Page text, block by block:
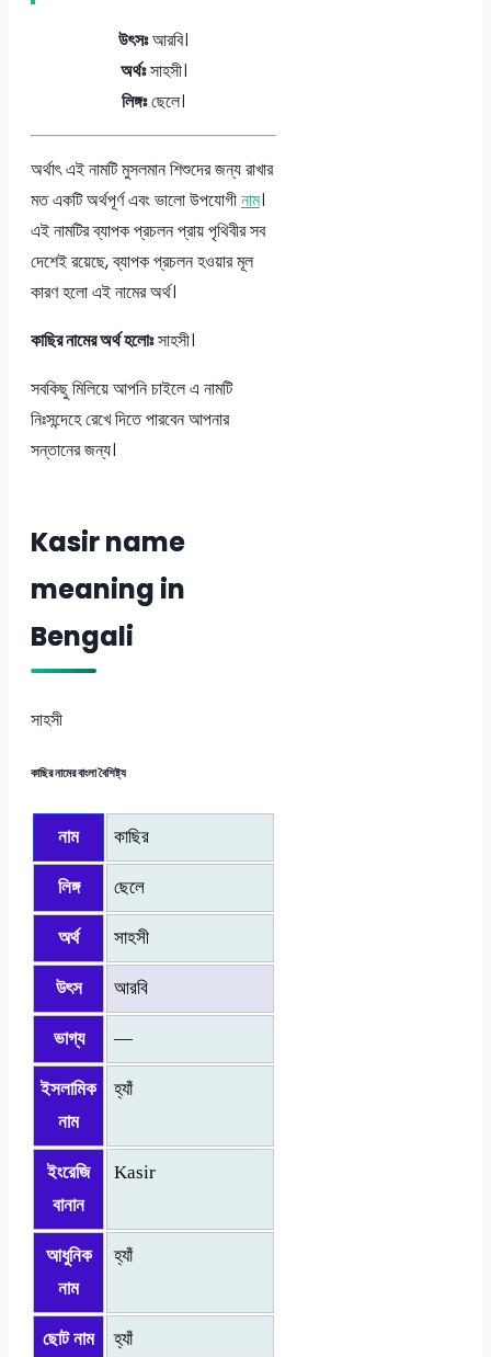
উৎসঃআরবি।
অর্থঃসাহসী।
লিঙ্গঃছেলে।
অর্থাৎ এই নামটি মুসলমান শিশুদের জন্য রাখার
মত একটি অর্থপূর্ণ এবং ভালো উপযোগীনাম।
এই নামটির ব্যাপক প্রচলন প্রায় পৃথিবীর সব
দেশেই রয়েছে, ব্যাপক প্রচলন হওয়ার মূল
কারণ হলো এই নামের অর্থ।
কাছির নামের অর্থ হলোঃসাহসী।
সবকিছু মিলিয়ে আপনি চাইলে এ নামটি
নিঃসন্দেহে রেখে দিতে পারবেন আপনার
সন্তানের জন্য।
Kasir name
meaning in
Bengali
সাহসী
কাছির নামের বাংলা বৈশিষ্ট্য
নাম কাছির
লিঙ্গ ছেলে
অর্থ সাহসী
উৎস আরবি
ভাগ্য —
ইসলামিক
নাম
হ্যাঁ
ইংরেজি
বানান
Kasir
আধুনিক
নাম
হ্যাঁ
ছোট নাম হ্যাঁ